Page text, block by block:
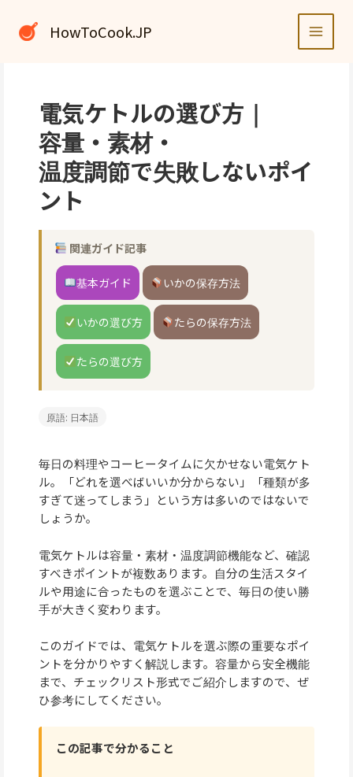
HowToCook.JP
電気ケトルの選び方｜
容量・素材・
温度調節で失敗しないポイ
ント
関連ガイド記事
基本ガイド いかの保存方法
いかの選び方 たらの保存方法
たらの選び方
原語: 日本語
毎日の料理やコーヒータイムに欠かせない電気ケト
ル。「どれを選べばいいか分からない」「種類が多
すぎて迷ってしまう」という方は多いのではないで
しょうか。
電気ケトルは容量・素材・温度調節機能など、確認
すべきポイントが複数あります。自分の生活スタイ
ルや用途に合ったものを選ぶことで、毎日の使い勝
手が大きく変わります。
このガイドでは、電気ケトルを選ぶ際の重要なポイ
ントを分かりやすく解説します。容量から安全機能
まで、チェックリスト形式でご紹介しますので、ぜ
ひ参考にしてください。
この記事で分かること